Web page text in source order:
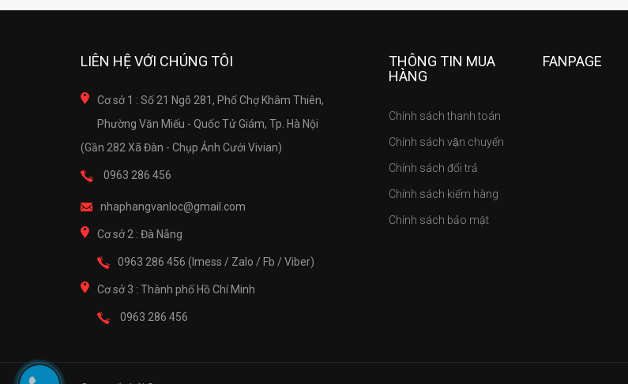
LIÊN HỆ VỚI CHÚNG TÔI
Cơ sở 1 : Số 21 Ngõ 281, Phố Chợ Khâm Thiên,
Phường Văn Miếu - Quốc Tử Giám, Tp. Hà Nội
(Gần 282 Xã Đàn - Chụp Ảnh Cưới Vivian)
0963 286 456
nhaphangvanloc@gmail.com
Cơ sở 2 : Đà Nẵng
0963 286 456 (Imess / Zalo / Fb / Viber)
Cơ sở 3 : Thành phố Hồ Chí Minh
0963 286 456
THÔNG TIN MUA
HÀNG
Chính sách thanh toán
Chính sách vận chuyển
Chính sách đổi trả
Chính sách kiểm hàng
Chính sách bảo mật
FANPAGE